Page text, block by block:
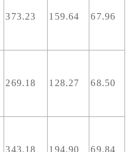
373.23 159.64 67.96
269.18 128.27 68.50
343.18 194.90 69.84